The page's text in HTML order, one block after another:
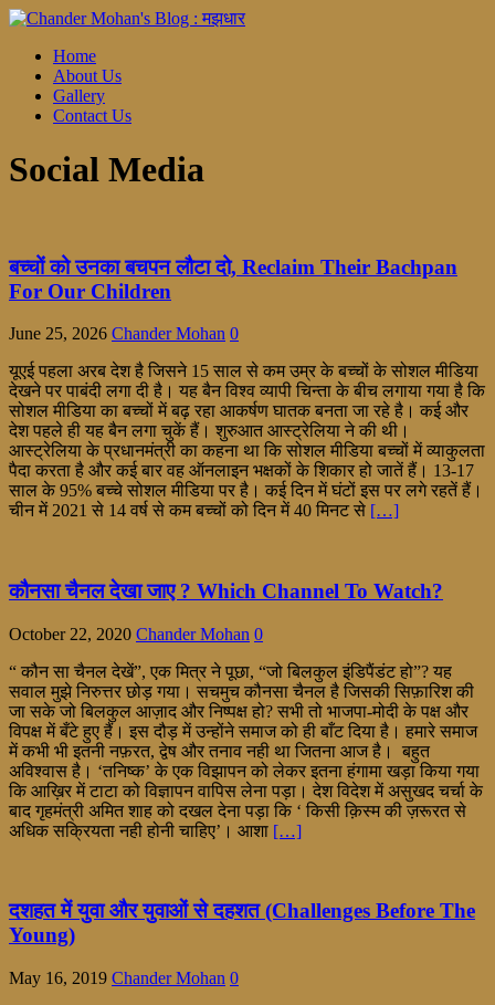
Home
About Us
Gallery
Contact Us
Social Media
बच्चों को उनका बचपन लौटा दो, Reclaim Their Bachpan
For Our Children
June 25, 2026 Chander Mohan 0
यूएई पहला अरब देश है जिसने 15 साल से कम उम्र के बच्चों के सोशल मीडिया
देखने पर पाबंदी लगा दी है। यह बैन विश्व व्यापी चिन्ता के बीच लगाया गया है कि
सोशल मीडिया का बच्चों में बढ़ रहा आकर्षण घातक बनता जा रहे है। कई और
देश पहले ही यह बैन लगा चुकें हैं। शुरुआत आस्ट्रेलिया ने की थी।
आस्ट्रेलिया के प्रधानमंत्री का कहना था कि सोशल मीडिया बच्चों में व्याकुलता
पैदा करता है और कई बार वह ऑनलाइन भक्षकों के शिकार हो जातें हैं। 13-17
साल के 95% बच्चे सोशल मीडिया पर है। कई दिन में घंटों इस पर लगे रहतें हैं।
चीन में 2021 से 14 वर्ष से कम बच्चों को दिन में 40 मिनट से […]
कौनसा चैनल देखा जाए ? Which Channel To Watch?
October 22, 2020 Chander Mohan 0
“ कौन सा चैनल देखें”, एक मित्र ने पूछा, “जो बिलकुल इंडिपैंडंट हो”? यह
सवाल मुझे निरुत्तर छोड़ गया। सचमुच कौनसा चैनल है जिसकी सिफ़ारिश की
जा सके जो बिलकुल आज़ाद और निष्पक्ष हो? सभी तो भाजपा-मोदी के पक्ष और
विपक्ष में बँटे हुए हैं। इस दौड़ में उन्होंने समाज को ही बाँट दिया है। हमारे समाज
में कभी भी इतनी नफ़रत, द्वेष और तनाव नही था जितना आज है। बहुत
अविश्वास है। ‘तनिष्क’ के एक विझापन को लेकर इतना हंगामा खड़ा किया गया
कि आख़िर में टाटा को विज्ञापन वापिस लेना पड़ा। देश विदेश में असुखद चर्चा के
बाद गृहमंत्री अमित शाह को दखल देना पड़ा कि ‘ किसी क़िस्म की ज़रूरत से
अधिक सक्रियता नही होनी चाहिए’। आशा […]
दशहत में युवा और युवाओं से दहशत (Challenges Before The
Young)
May 16, 2019 Chander Mohan 0